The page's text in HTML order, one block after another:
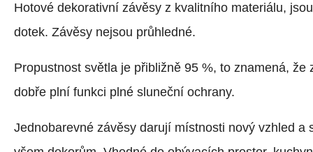
Hotové dekorativní závěsy z kvalitního materiálu,
dotek. Závěsy nejsou průhledné.
Propustnost světla je přibližně 95 %, to znamená, že
dobře plní funkci plné sluneční ochrany.
Jednobarevné závěsy darují místnosti nový vzhled a